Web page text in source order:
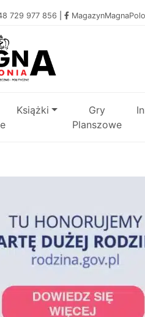
729 977 856
Książki
Gry
Planszowe